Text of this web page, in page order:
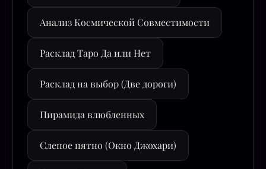
Анализ Космической Совместимости
Расклад Таро Да или Нет
Расклад на выбор (Две дороги)
Пирамида влюбленных
Слепое пятно (Окно Джохари)